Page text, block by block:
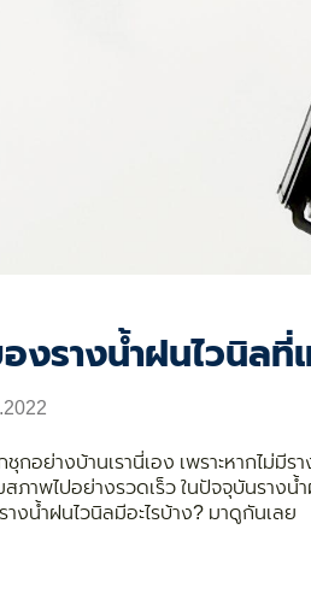
รางน้ำฝนไวนิลที่
อย่างบ้านเรานี่เอง เพราะหากไม่มี
าพไปอย่างรวดเร็ว ในปัจจุบันราง
น้ำฝนไวนิลมีอะไรบ้าง? มาดูกันเลย